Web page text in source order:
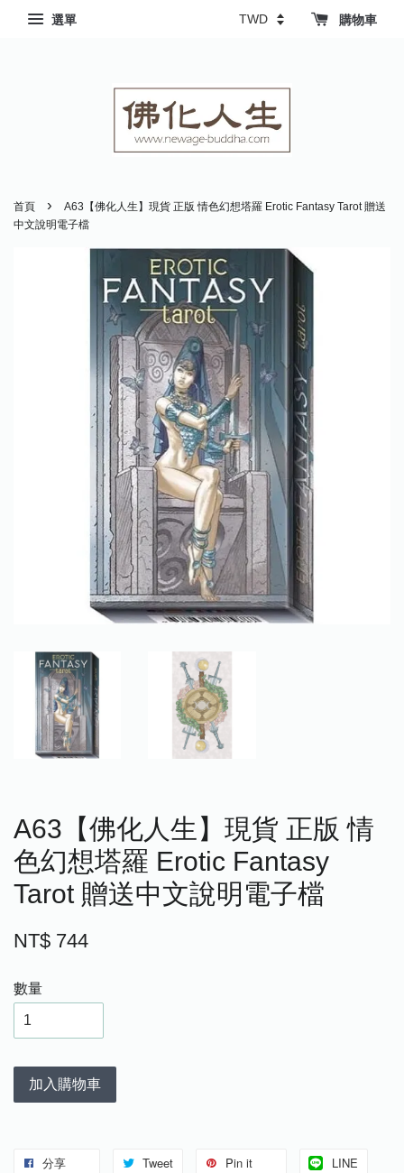
選單 購物車
首頁 ›
A63【佛化人生】現貨 正版 情色幻想塔羅 Erotic Fantasy Tarot 贈送
中文說明電子檔
A63【佛化人生】現貨 正版 情
色幻想塔羅 Erotic Fantasy
Tarot 贈送中文說明電子檔
NT$ 744
數量
加入購物車
分享 Tweet Pin it LINE